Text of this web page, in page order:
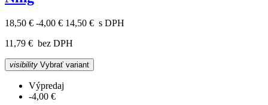
18,50 € -4,00 € 14,50 € s DPH
11,79 € bez DPH
visibility Vybrať variant
Výpredaj
-4,00 €